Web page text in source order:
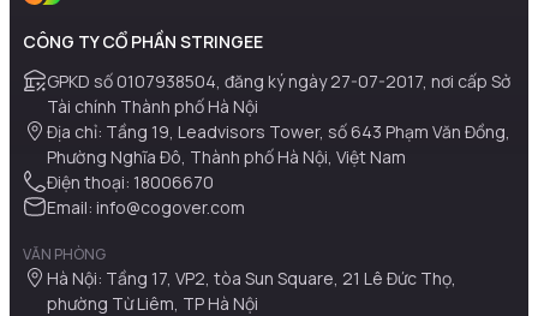
CÔNG TY CỔ PHẦN STRINGEE
GPKD số 0107938504, đăng ký ngày 27-07-2017, nơi cấp Sở
Tài chính Thành phố Hà Nội
Địa chỉ: Tầng 19, Leadvisors Tower, số 643 Phạm Văn Đồng,
Phường Nghĩa Đô, Thành phố Hà Nội, Việt Nam
Điện thoại: 18006670
Email: info@cogover.com
VĂN PHÒNG
Hà Nội: Tầng 17, VP2, tòa Sun Square, 21 Lê Đức Thọ,
phường Từ Liêm, TP Hà Nội